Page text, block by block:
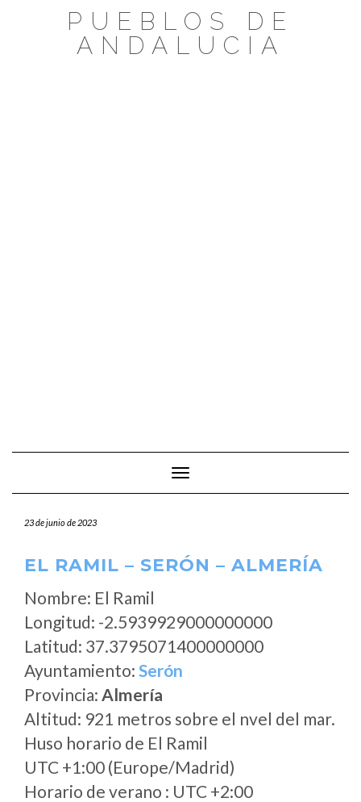
PUEBLOS DE
ANDALUCIA
Cambiar modo de navegación
23 de junio de 2023
EL RAMIL – SERÓN – ALMERÍA
Nombre: El Ramil
Longitud: -2.5939929000000000
Latitud: 37.3795071400000000
Ayuntamiento: Serón
Provincia: Almería
Altitud: 921 metros sobre el nvel del mar.
Huso horario de El Ramil
UTC +1:00 (Europe/Madrid)
Horario de verano : UTC +2:00